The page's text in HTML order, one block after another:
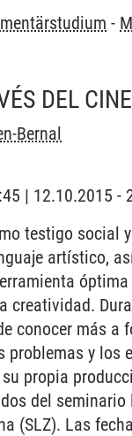
-
DEL
Bernal
| 12.10.2015 -
testigo social
artístico,
creatividad.
conocer más
problemas y
propia
del
(SLZ). Las